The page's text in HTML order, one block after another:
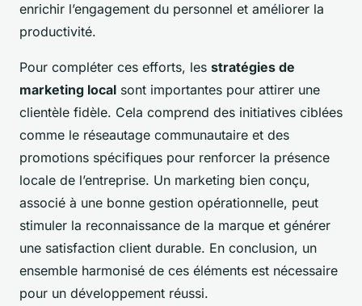
enrichir l’engagement du personnel et améliorer la
productivité.
Pour compléter ces efforts, les stratégies de
marketing local sont importantes pour attirer une
clientèle fidèle. Cela comprend des initiatives ciblées
comme le réseautage communautaire et des
promotions spécifiques pour renforcer la présence
locale de l’entreprise. Un marketing bien conçu,
associé à une bonne gestion opérationnelle, peut
stimuler la reconnaissance de la marque et générer
une satisfaction client durable. En conclusion, un
ensemble harmonisé de ces éléments est nécessaire
pour un développement réussi.